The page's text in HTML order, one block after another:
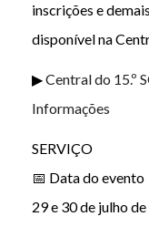
inscrições e
disponível na
▶Central do 15.º
Informações
SERVIÇO
📅 Data do evento
29 e 30 de julho